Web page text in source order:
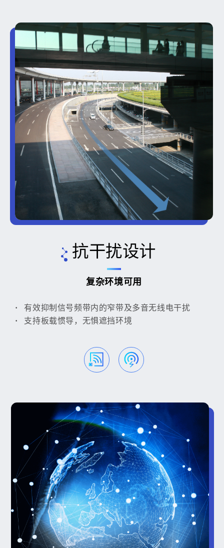
抗干扰设计
复杂环境可用
有效抑制信号频带内的窄带及多音无线电干扰
支持板载惯导，无惧遮挡环境